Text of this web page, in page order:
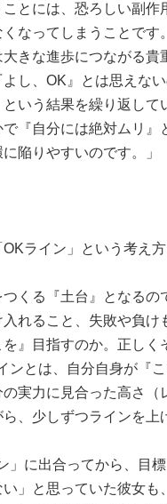
ことには、恐ろしい副
なってしまうことです
きな進歩につながる
し、OK』とは思えな
いう結果を繰り返して
『自分には絶対ムリ
陥りやすいのです。」
ライン」という考え方
つくる『土台』となる
れること、失敗や負
』目指すのか。正し
ンとは、自分自身が『
実力に見合った高さ
、少しずつラインを上
」に出合ってから、目
」と思っていた彼女